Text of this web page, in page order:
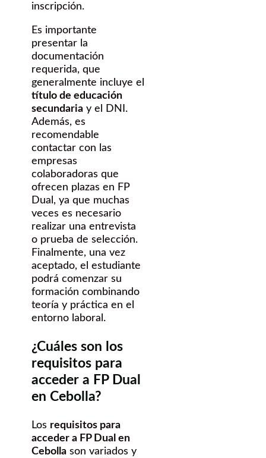
inscripción.
Es importante
presentar la
documentación
requerida, que
generalmente incluye el
título de educación
secundaria y el DNI.
Además, es
recomendable
contactar con las
empresas
colaboradoras que
ofrecen plazas en FP
Dual, ya que muchas
veces es necesario
realizar una entrevista
o prueba de selección.
Finalmente, una vez
aceptado, el estudiante
podrá comenzar su
formación combinando
teoría y práctica en el
entorno laboral.
¿Cuáles son los
requisitos para
acceder a FP Dual
en Cebolla?
Los requisitos para
acceder a FP Dual en
Cebolla son variados y